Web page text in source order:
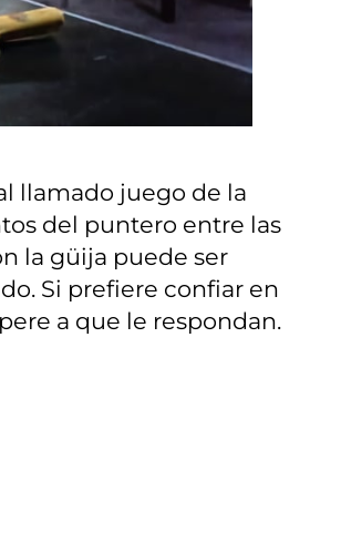
llamado juego de la
del puntero entre las
la güija puede ser
Si prefiere confiar en
a que le respondan.